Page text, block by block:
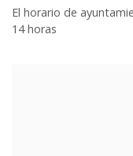
El horario de
14 horas